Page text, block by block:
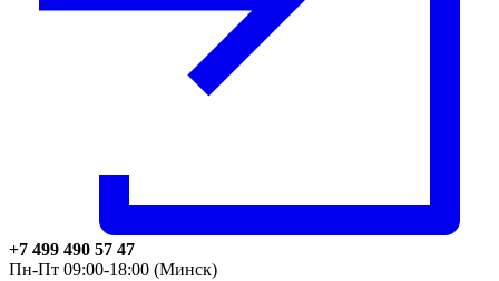
+7 499 490 57 47
Пн-Пт 09:00-18:00 (Минск)